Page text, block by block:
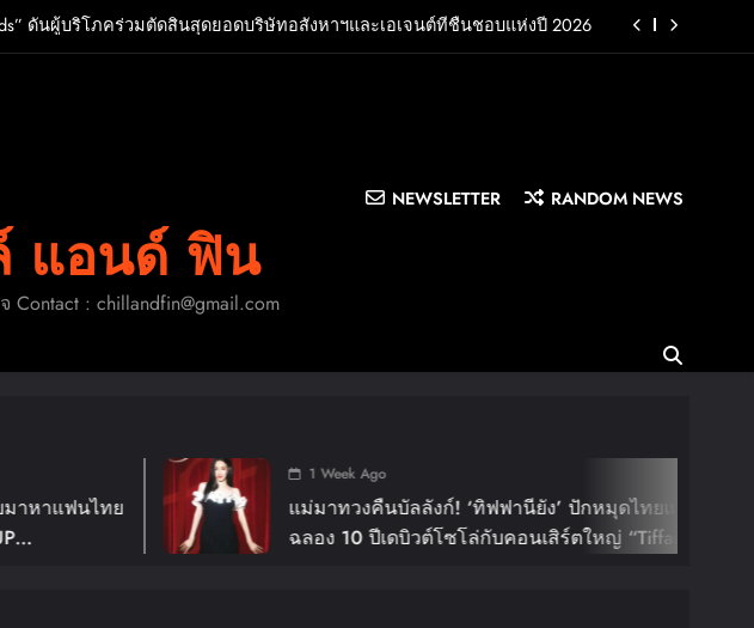
ดันผู้บริโภคร่วมตัดสินสุดยอดบริษัทอสังหาฯและเอเจนต์ที่ชื่นชอบแห่งปี 2026
สร้างช่วงเวลาพิเศษกับครอบครัว สร้างความทรงจำดีๆไปกับออนิกซ์ฮอสพิทาลิตี้
ย กับเพลงสุดไวรัล “Ain’t In LA”พร้อมประกาศอัลบั้มเดบิวต์ PRIMA เตรียมปล่อย
4 ก.ย. นี้
ดันผู้บริโภคร่วมตัดสินสุดยอดบริษัทอสังหาฯและเอเจนต์ที่ชื่นชอบแห่งปี 2026
THERAPY AT THE CLUB พร้อมปล่อยเอ็มวี “Cry Ugly” โดนใจแฟนคลับ ก่อน
แอนด์ ฟิน
: chillandfin@gmail.com
NEWSLETTER RANDOM NEWS
1 Week Ago
แม่มาทวงคืนบัลลังก์! ‘ทิฟฟานียัง’ ปักหมุดไทยแลนด์
ฉลอง 10 ปีเดบิวต์โซโล่กับคอนเสิร์ตใหญ่ “Tiffany